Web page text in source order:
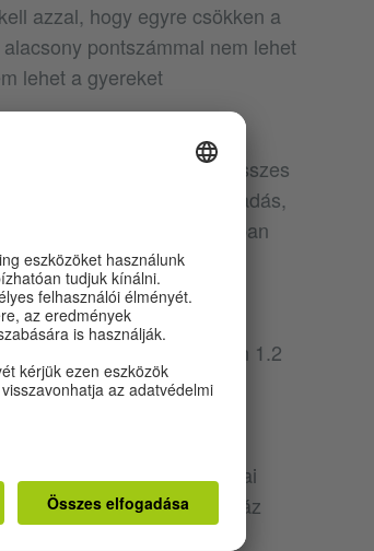
azzal, hogy egyre csökken a
pontszámmal nem lehet
lehet a gyereket
összegyűjtik róluk az összes
a magánszféra elleni támadás,
jelenti. De nemcsak Kínában
az egyének teljes körű
felett.
létre, amelynek időközben 1.2
Egy tizenkétjegyű
az írisz felvételét és az
magát, és például
Rachna Khaira indiai
kapcsolatba, akik ötszáz
adtak neki. Az